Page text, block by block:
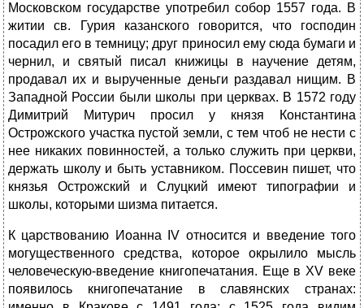
Московском государстве употребил собор 1557 года. В
житии св. Гурия казанского говорится, что господин
посадил его в темницу; друг приносил ему сюда бумаги и
чернил, и святый писал книжицы в научение детям,
продавал их и вырученные деньги раздавал нищим. В
Западной России были школы при церквах. В 1572 году
Димитрий Митурич просил у князя Константина
Острожского участка пустой земли, с тем чтоб не нести с
нее никаких повинностей, а только служить при церкви,
держать школу и быть уставником. Поссевин пишет, что
князья Острожский и Слуцкий имеют типографии и
школы, которыми шизма питается.
К царствованию Иоанна IV относится и введение того
могущественного средства, которое окрылило мысль
человеческую-введение книгопечатания. Еще в XV веке
появилось книгопечатание в славянских странах: